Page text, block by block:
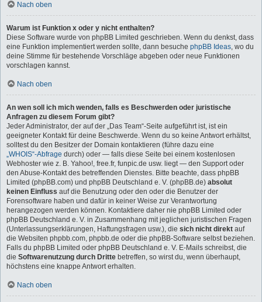
Nach oben
Warum ist Funktion x oder y nicht enthalten?
Diese Software wurde von phpBB Limited geschrieben. Wenn du denkst, dass
eine Funktion implementiert werden sollte, dann besuche phpBB Ideas, wo du
deine Stimme für bestehende Vorschläge abgeben oder neue Funktionen
vorschlagen kannst.
Nach oben
An wen soll ich mich wenden, falls es Beschwerden oder juristische
Anfragen zu diesem Forum gibt?
Jeder Administrator, der auf der „Das Team“-Seite aufgeführt ist, ist ein
geeigneter Kontakt für deine Beschwerde. Wenn du so keine Antwort erhältst,
solltest du den Besitzer der Domain kontaktieren (führe dazu eine
„WHOIS“-Abfrage durch) oder — falls diese Seite bei einem kostenlosen
Webhoster wie z. B. Yahoo!, free.fr, funpic.de usw. liegt — den Support oder
den Abuse-Kontakt des betreffenden Dienstes. Bitte beachte, dass phpBB
Limited (phpBB.com) und phpBB Deutschland e. V. (phpBB.de) absolut
keinen Einfluss auf die Benutzung oder den oder die Benutzer der
Forensoftware haben und dafür in keiner Weise zur Verantwortung
herangezogen werden können. Kontaktiere daher nie phpBB Limited oder
phpBB Deutschland e. V. in Zusammenhang mit jeglichen juristischen Fragen
(Unterlassungserklärungen, Haftungsfragen usw.), die sich nicht direkt auf
die Websiten phpbb.com, phpbb.de oder die phpBB-Software selbst beziehen.
Falls du phpBB Limited oder phpBB Deutschland e. V. E-Mails schreibst, die
die Softwarenutzung durch Dritte betreffen, so wirst du, wenn überhaupt,
höchstens eine knappe Antwort erhalten.
Nach oben